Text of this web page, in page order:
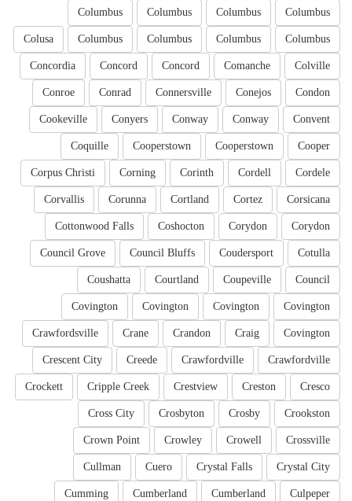
Columbus
Columbus
Columbus
Columbus
Columbus
Columbus
Columbus
Columbus
Colusa
Colville
Comanche
Concord
Concord
Concordia
Condon
Conejos
Connersville
Conrad
Conroe
Convent
Conway
Conway
Conyers
Cookeville
Cooper
Cooperstown
Cooperstown
Coquille
Cordele
Cordell
Corinth
Corning
Corpus Christi
Corsicana
Cortez
Cortland
Corunna
Corvallis
Corydon
Corydon
Coshocton
Cottonwood Falls
Cotulla
Coudersport
Council Bluffs
Council Grove
Council
Coupeville
Courtland
Coushatta
Covington
Covington
Covington
Covington
Covington
Craig
Crandon
Crane
Crawfordsville
Crawfordville
Crawfordville
Creede
Crescent City
Cresco
Creston
Crestview
Cripple Creek
Crockett
Crookston
Crosby
Crosbyton
Cross City
Crossville
Crowell
Crowley
Crown Point
Crystal City
Crystal Falls
Cuero
Cullman
Culpeper
Cumberland
Cumberland
Cumming